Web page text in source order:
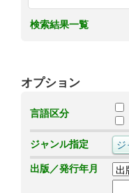
検索結果一覧
オプション
言語区分
ジャンル指定
出版／発行年月